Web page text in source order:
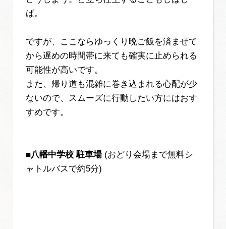
ば。
ですが、ここならゆっくり晩ご飯を済ませて
から遅めの時間帯に来ても確実に止められる
可能性が高いです。
また、帰り道も混雑に巻き込まれる心配が少
ないので、スムーズに行動したい方にはおす
すめです。
■八幡中学校 駐車場 (おどり会場まで無料シ
ャトルバスで約5分)